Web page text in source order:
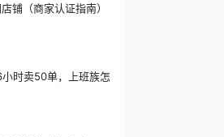
铺（商家认证指南）
时卖50单，上班族怎